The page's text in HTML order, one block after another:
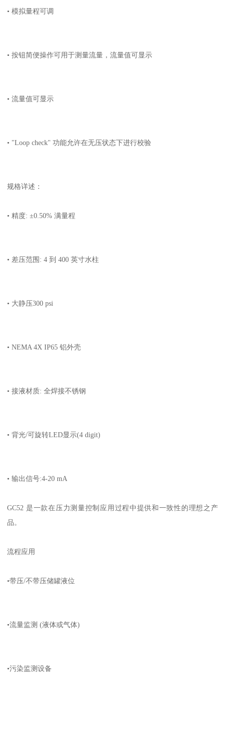
• 模拟量程可调
• 按钮简便操作可用于测量流量，流量值可显示
• 流量值可显示
• "Loop check" 功能允许在无压状态下进行校验
规格详述：
• 精度: ±0.50% 满量程
• 差压范围: 4 到 400 英寸水柱
• 大静压300 psi
• NEMA 4X IP65 铝外壳
• 接液材质: 全焊接不锈钢
• 背光/可旋转LED显示(4 digit)
• 输出信号:4-20 mA
GC52 是一款在压力测量控制应用过程中提供和一致性的理想之产
品。
流程应用
•带压/不带压储罐液位
•流量监测 (液体或气体)
•污染监测设备